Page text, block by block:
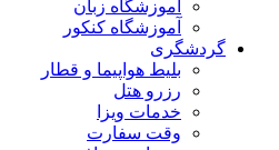
آموزشگاه زبان
آموزشگاه کنکور
گردشگری
بلیط هواپیما و قطار
رزرو هتل
خدمات ویزا
وقت سفارت